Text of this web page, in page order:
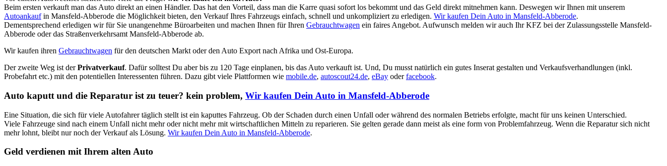
Beim ersten verkauft man das Auto direkt an einen Händler. Das hat den Vorteil, dass man die Karre quasi sofort los bekommt und das Geld direkt mitnehmen kann. Deswegen wir Ihnen mit unserem
Autoankaufin Mansfeld-Abberode die Möglichkeit bieten, den Verkauf Ihres Fahrzeugs einfach, schnell und unkompliziert zu erledigen. Wir kaufen Dein Auto in Mansfeld-Abberode.
Dementsprechend erledigen wir für Sie unangenehme Büroarbeiten und machen Ihnen für Ihren Gebrauchtwagen ein faires Angebot. Aufwunsch melden wir auch Ihr KFZ bei der Zulassungsstelle Mansfeld-
Abberode oder das Straßenverkehrsamt Mansfeld-Abberode ab.
Wir kaufen ihren Gebrauchtwagen für den deutschen Markt oder den Auto Export nach Afrika und Ost-Europa.
Der zweite Weg ist derPrivatverkauf. Dafür solltest Du aber bis zu 120 Tage einplanen, bis das Auto verkauft ist. Und, Du musst natürlich ein gutes Inserat gestalten und Verkaufsverhandlungen (inkl.
Probefahrt etc.) mit den potentiellen Interessenten führen. Dazu gibt viele Plattformen wie mobile.de, autoscout24.de, eBay oderfacebook.
Auto kaputt und die Reparatur ist zu teuer? kein problem, Wir kaufen Dein Auto in Mansfeld-Abberode
Eine Situation, die sich für viele Autofahrer täglich stellt ist ein kaputtes Fahrzeug. Ob der Schaden durch einen Unfall oder während des normalen Betriebs erfolgte, macht für uns keinen Unterschied.
Viele Fahrzeuge sind nach einem Unfall nicht mehr oder nicht mehr mit wirtschaftlichen Mitteln zu reparieren. Sie gelten gerade dann meist als eine form von Problemfahrzeug. Wenn die Reparatur sich nicht
mehr lohnt, bleibt nur noch der Verkauf als Lösung. Wir kaufen Dein Auto in Mansfeld-Abberode.
Geld verdienen mit Ihrem alten Auto